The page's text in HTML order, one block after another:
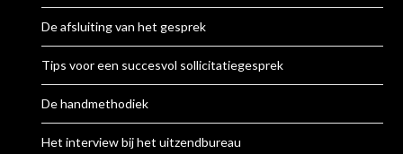
De afsluiting van het gesprek
Tips voor een succesvol sollicitatiegesprek
De handmethodiek
Het interview bij het uitzendbureau